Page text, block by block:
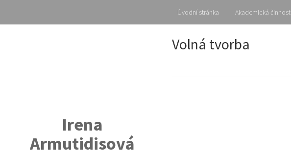
Úvodní stránka Akademická činnost
Irena
Armutidisová
Volná tvorba